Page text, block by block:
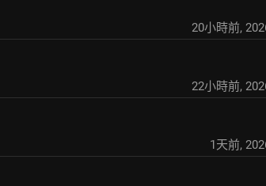
20小時前,
22小時前,
1天前,